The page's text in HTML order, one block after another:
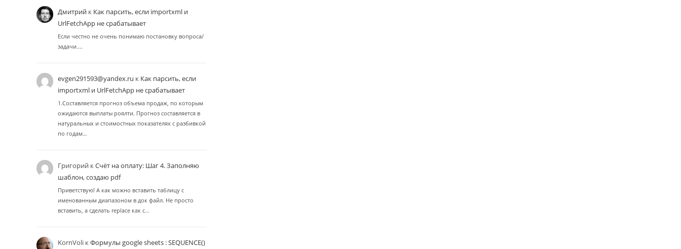
Дмитрий к Как парсить, если importxml и
UrlFetchApp не срабатывает
Если честно не очень понимаю постановку вопроса/
задачи....
evgen291593@yandex.ru к Как парсить, если
importxml и UrlFetchApp не срабатывает
1.Составляется прогноз объема продаж, по которым
ожидаются выплаты роялти. Прогноз составляется в
натуральных и стоимостных показателях с разбивкой
по годам…
Григорий кСчёт на оплату: Шаг 4. Заполняю
шаблон, создаю pdf
Приветствую! А как можно вставить таблицу с
именованным диапазоном в док файл. Не просто
вставить, а сделать replace как с…
KornVoli кФормулы google sheets : SEQUENCE()